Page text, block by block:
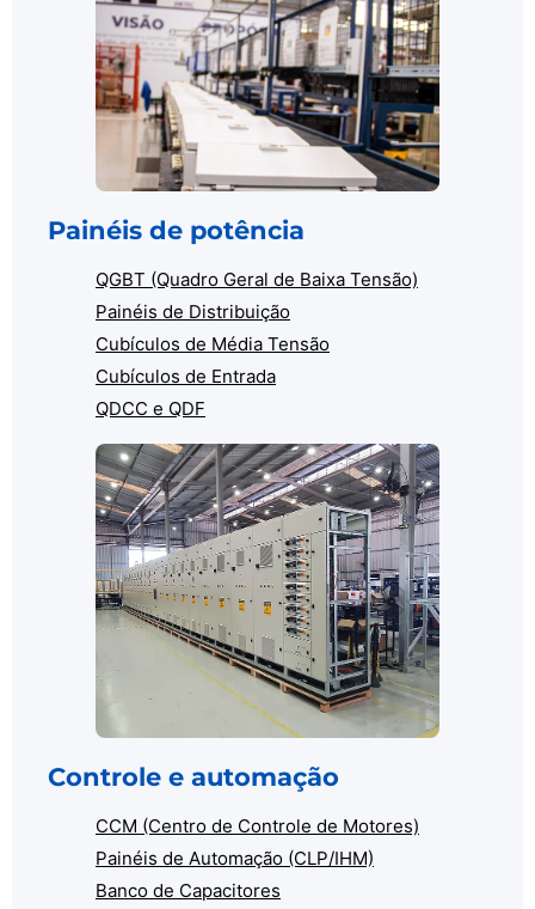
Painéis de potência
QGBT (Quadro Geral de Baixa Tensão)
Painéis de Distribuição
Cubículos de Média Tensão
Cubículos de Entrada
QDCC e QDF
Controle e automação
CCM (Centro de Controle de Motores)
Painéis de Automação (CLP/IHM)
Banco de Capacitores